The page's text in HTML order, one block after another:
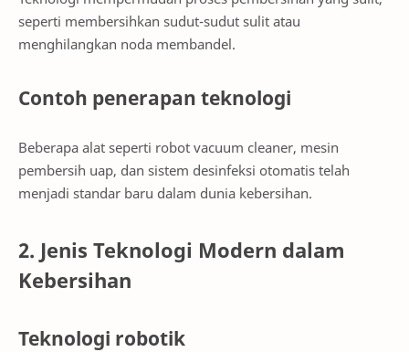
seperti membersihkan sudut-sudut sulit atau
menghilangkan noda membandel.
Contoh penerapan teknologi
Beberapa alat seperti robot vacuum cleaner, mesin
pembersih uap, dan sistem desinfeksi otomatis telah
menjadi standar baru dalam dunia kebersihan.
2. Jenis Teknologi Modern dalam
Kebersihan
Teknologi robotik